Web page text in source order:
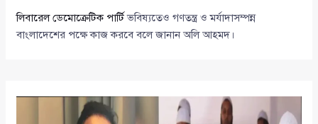
লিবারেল ডেমোক্রেটিক পার্টিভবিষ্যতেও গণতন্ত্র ও মর্যাদাসম্পন্ন
বাংলাদেশের পক্ষে কাজ করবে বলে জানান অলি আহমদ।